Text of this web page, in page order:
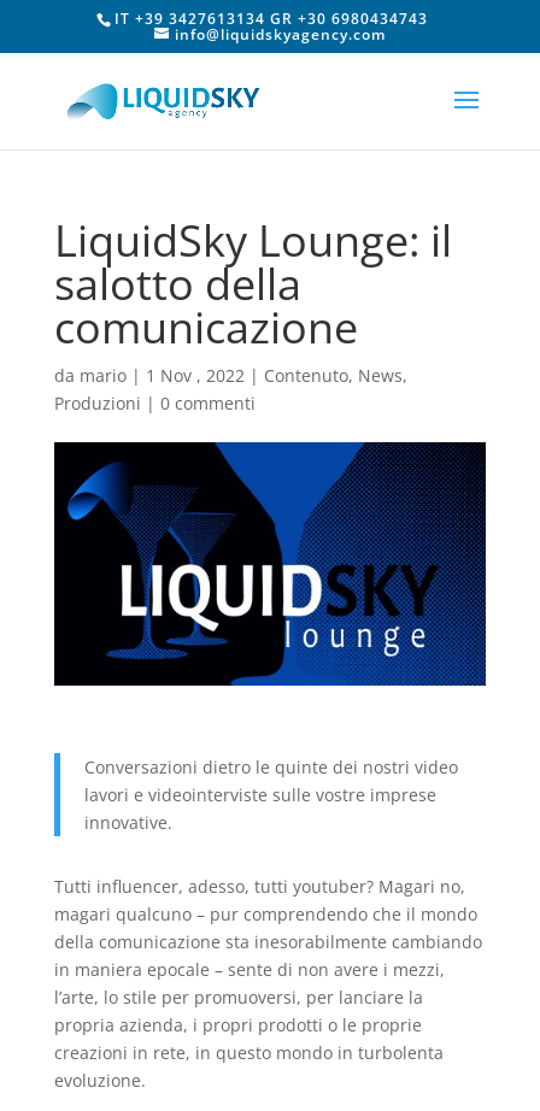
IT +39 3427613134 GR +30 6980434743
info@liquidskyagency.com
LiquidSky Lounge: il
salotto della
comunicazione
da mario| 1 Nov , 2022| Contenuto, News,
Produzioni | 0 commenti
Conversazioni dietro le quinte dei nostri video
lavori e videointerviste sulle vostre imprese
innovative.
Tutti influencer, adesso, tutti youtuber? Magari no,
magari qualcuno – pur comprendendo che il mondo
della comunicazione sta inesorabilmente cambiando
in maniera epocale – sente di non avere i mezzi,
l’arte, lo stile per promuoversi, per lanciare la
propria azienda, i propri prodotti o le proprie
creazioni in rete, in questo mondo in turbolenta
evoluzione.